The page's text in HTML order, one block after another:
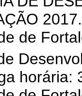
de
horária: